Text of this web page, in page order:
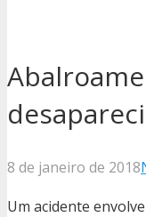
8 de janeiro de 2018
Um acidente